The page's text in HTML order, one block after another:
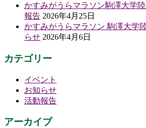
かすみがうらマラソン駒澤大学
報告 2026年4月25日
かすみがうらマラソン 駒澤大学
らせ 2026年4月6日
カテゴリー
イベント
お知らせ
活動報告
アーカイブ